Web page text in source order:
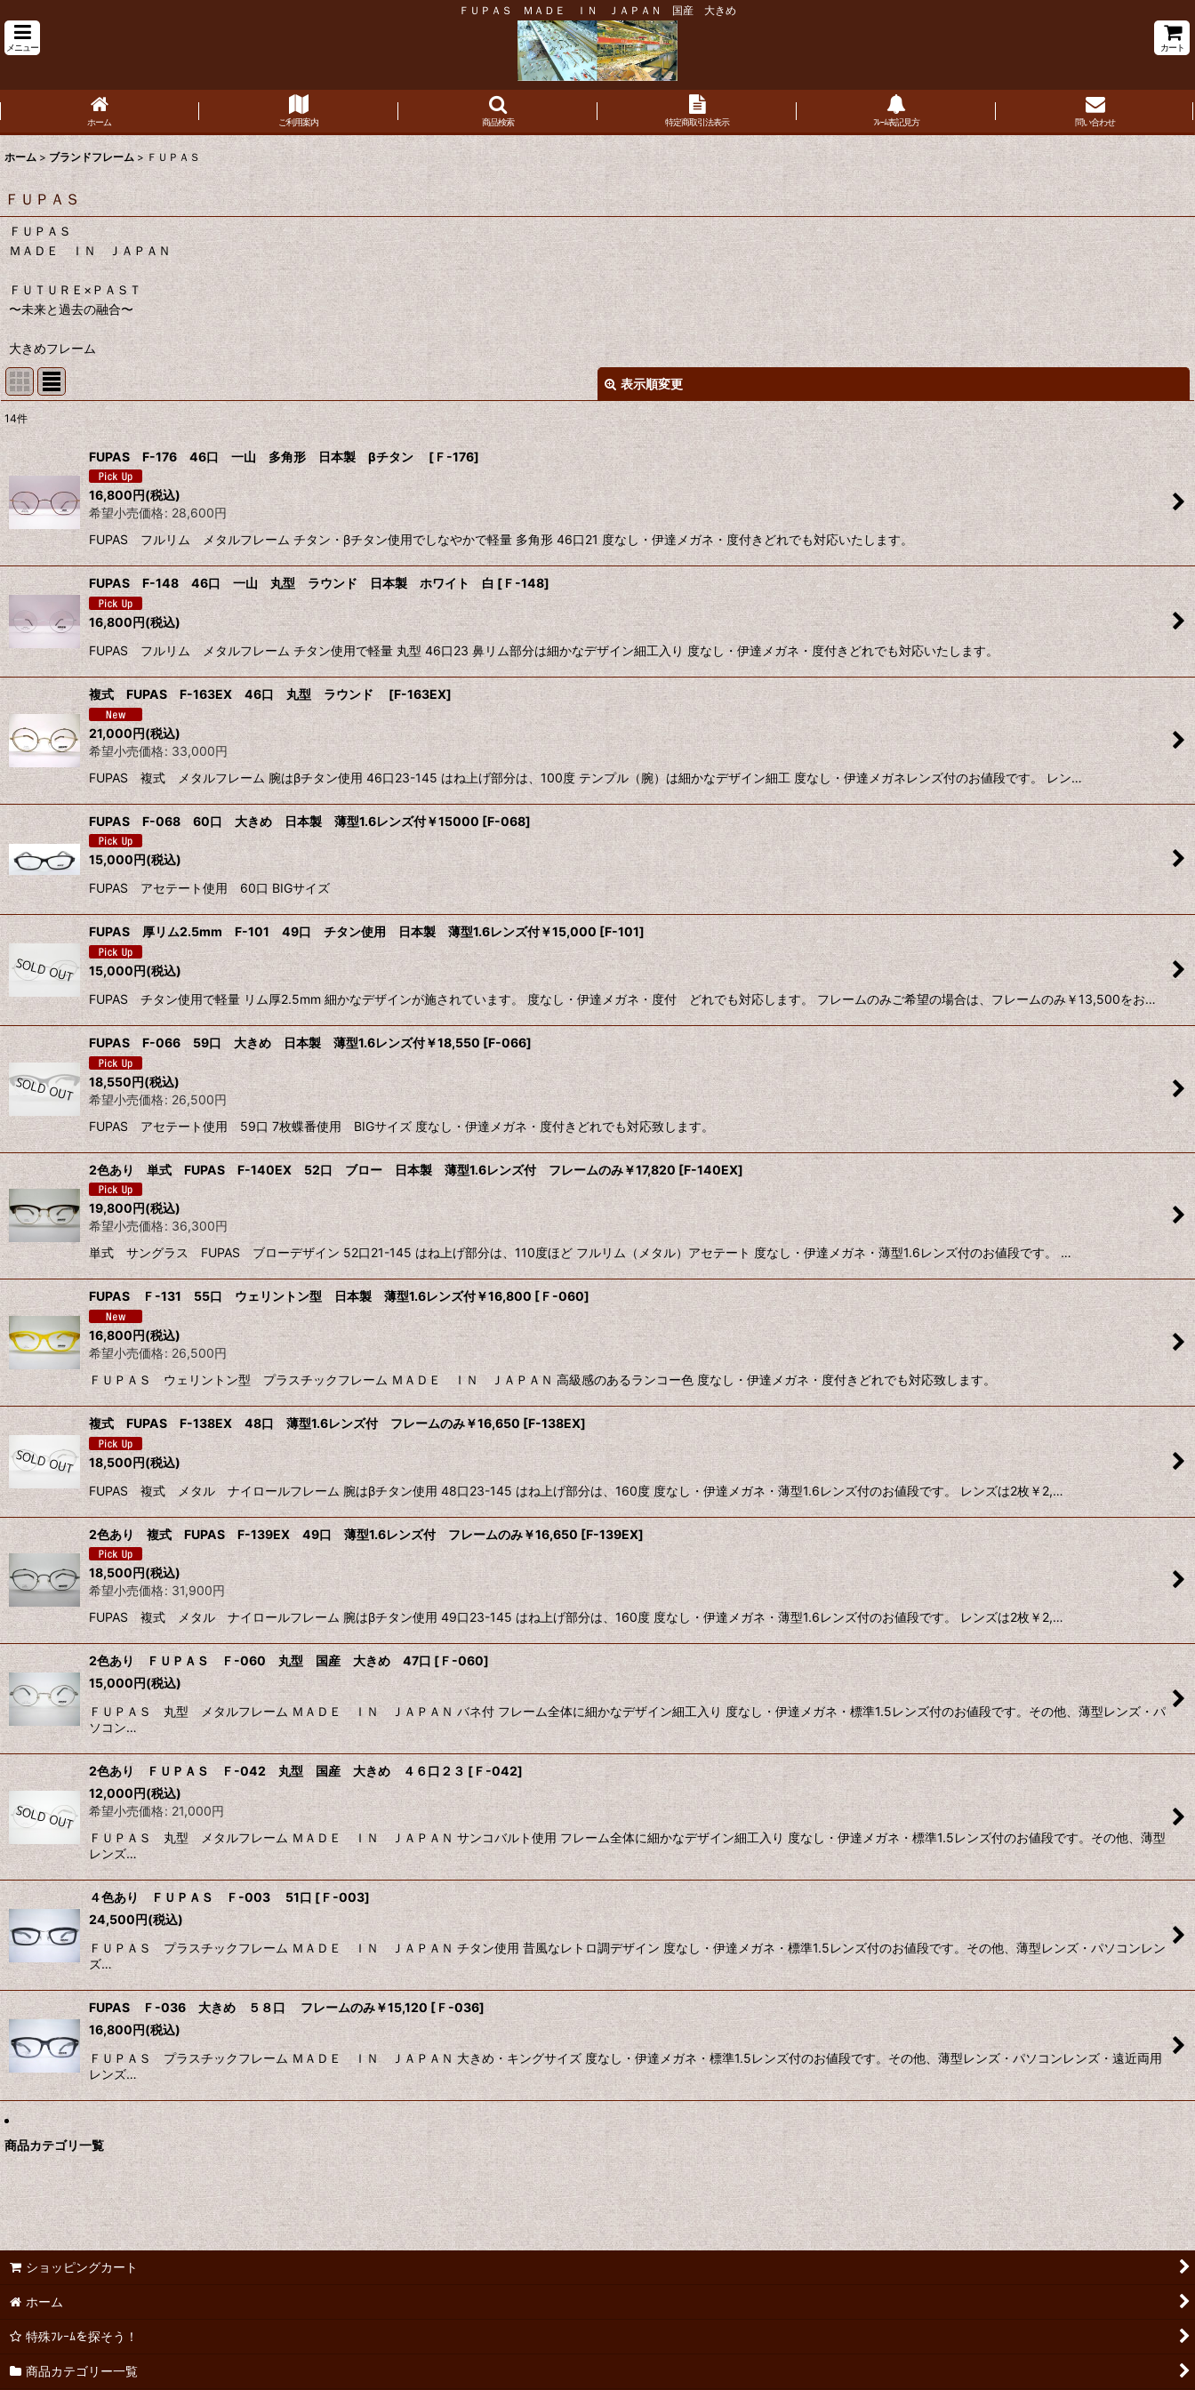
ＦＵＰＡＳ ＭＡＤＥ ＩＮ ＪＡＰＡＮ 国産 大きめ
メニュー カート
ホーム ご利用案内 商品検索 特定商取引法表示 ﾌﾚｰﾑ表記見方 問い合わせ
ホーム > ブランドフレーム > ＦＵＰＡＳ
ＦＵＰＡＳ
ＦＵＰＡＳ
ＭＡＤＥ ＩＮ ＪＡＰＡＮ
ＦＵＴＵＲＥ×ＰＡＳＴ
〜未来と過去の融合〜
大きめフレーム
表示順変更
表示数
絞り込む
14件
FUPAS F-176 46口 一山 多角形 日本製 βチタン [ Ｆ-176]
16,800円(税込)
希望小売価格: 28,600円
FUPAS フルリム メタルフレーム チタン・βチタン使用でしなやかで軽量 多角形 46口21 度なし・伊達メガネ・度付きどれでも対応いたします。
FUPAS F-148 46口 一山 丸型 ラウンド 日本製 ホワイト 白 [Ｆ-148]
16,800円(税込)
FUPAS フルリム メタルフレーム チタン使用で軽量 丸型 46口23 鼻リム部分は細かなデザイン細工入り 度なし・伊達メガネ・度付きどれでも対応いたします。
複式 FUPAS F-163EX 46口 丸型 ラウンド [F-163EX]
21,000円(税込)
希望小売価格: 33,000円
FUPAS 複式 メタルフレーム 腕はβチタン使用 46口23-145 はね上げ部分は、100度 テンプル（腕）は細かなデザイン細工 度なし・伊達メガネレンズ付のお値段です。 レン…
FUPAS F-068 60口 大きめ 日本製 薄型1.6レンズ付￥15000 [F-068]
15,000円(税込)
FUPAS アセテート使用 60口 BIGサイズ
FUPAS 厚リム2.5mm F-101 49口 チタン使用 日本製 薄型1.6レンズ付￥15,000 [F-101]
15,000円(税込)
FUPAS チタン使用で軽量 リム厚2.5mm 細かなデザインが施されています。 度なし・伊達メガネ・度付 どれでも対応します。 フレームのみご希望の場合は、フレームのみ￥13,500をお…
FUPAS F-066 59口 大きめ 日本製 薄型1.6レンズ付￥18,550 [F-066]
18,550円(税込)
希望小売価格: 26,500円
FUPAS アセテート使用 59口 7枚蝶番使用 BIGサイズ 度なし・伊達メガネ・度付きどれでも対応致します。
2色あり 単式 FUPAS F-140EX 52口 ブロー 日本製 薄型1.6レンズ付 フレームのみ￥17,820 [F-140EX]
19,800円(税込)
希望小売価格: 36,300円
単式 サングラス FUPAS ブローデザイン 52口21-145 はね上げ部分は、110度ほど フルリム（メタル）アセテート 度なし・伊達メガネ・薄型1.6レンズ付のお値段です。 …
FUPAS Ｆ-131 55口 ウェリントン型 日本製 薄型1.6レンズ付￥16,800 [Ｆ-060]
16,800円(税込)
希望小売価格: 26,500円
ＦＵＰＡＳ ウェリントン型 プラスチックフレーム ＭＡＤＥ ＩＮ ＪＡＰＡＮ 高級感のあるランコー色 度なし・伊達メガネ・度付きどれでも対応致します。
複式 FUPAS F-138EX 48口 薄型1.6レンズ付 フレームのみ￥16,650 [F-138EX]
18,500円(税込)
FUPAS 複式 メタル ナイロールフレーム 腕はβチタン使用 48口23-145 はね上げ部分は、160度 度なし・伊達メガネ・薄型1.6レンズ付のお値段です。 レンズは2枚￥2,…
2色あり 複式 FUPAS F-139EX 49口 薄型1.6レンズ付 フレームのみ￥16,650 [F-139EX]
18,500円(税込)
希望小売価格: 31,900円
FUPAS 複式 メタル ナイロールフレーム 腕はβチタン使用 49口23-145 はね上げ部分は、160度 度なし・伊達メガネ・薄型1.6レンズ付のお値段です。 レンズは2枚￥2,…
2色あり ＦＵＰＡＳ Ｆ-060 丸型 国産 大きめ 47口[ Ｆ-060]
15,000円(税込)
ＦＵＰＡＳ 丸型 メタルフレーム ＭＡＤＥ ＩＮ ＪＡＰＡＮ バネ付 フレーム全体に細かなデザイン細工入り 度なし・伊達メガネ・標準1.5レンズ付のお値段です。その他、薄型レンズ・パ
ソコン…
2色あり ＦＵＰＡＳ Ｆ-042 丸型 国産 大きめ ４６口２３ [ Ｆ-042]
12,000円(税込)
希望小売価格: 21,000円
ＦＵＰＡＳ 丸型 メタルフレーム ＭＡＤＥ ＩＮ ＪＡＰＡＮ サンコバルト使用 フレーム全体に細かなデザイン細工入り 度なし・伊達メガネ・標準1.5レンズ付のお値段です。その他、薄型
レンズ…
４色あり ＦＵＰＡＳ Ｆ-003 51口[ Ｆ-003]
24,500円(税込)
ＦＵＰＡＳ プラスチックフレーム ＭＡＤＥ ＩＮ ＪＡＰＡＮ チタン使用 昔風なレトロ調デザイン 度なし・伊達メガネ・標準1.5レンズ付のお値段です。その他、薄型レンズ・パソコンレン
ズ…
FUPAS Ｆ-036 大きめ ５８口 フレームのみ￥15,120[ Ｆ-036]
16,800円(税込)
ＦＵＰＡＳ プラスチックフレーム ＭＡＤＥ ＩＮ ＪＡＰＡＮ 大きめ・キングサイズ 度なし・伊達メガネ・標準1.5レンズ付のお値段です。その他、薄型レンズ・パソコンレンズ・遠近両用
レンズ…
商品カテゴリ一覧
ショッピングカート
ホーム
特殊ﾌﾚｰﾑを探そう！
商品カテゴリー一覧